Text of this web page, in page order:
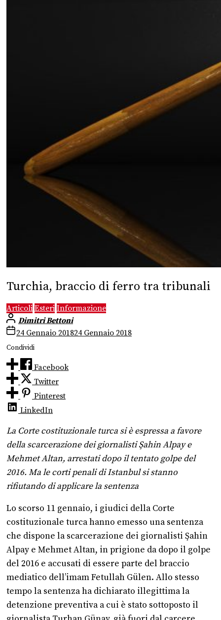
Turchia, braccio di ferro tra tribunali
Articoli Esteri Informazione
Dimitri Bettoni
24 Gennaio 201824 Gennaio 2018
Condividi
Facebook
Twitter
Pinterest
LinkedIn
La Corte costituzionale turca si è espressa a favore
della scarcerazione dei giornalisti Şahin Alpay e
Mehmet Altan, arrestati dopo il tentato golpe del
2016. Ma le corti penali di Istanbul si stanno
rifiutando di applicare la sentenza
Lo scorso 11 gennaio, i giudici della Corte
costituzionale turca hanno emesso una sentenza
che dispone la scarcerazione dei giornalisti Şahin
Alpay e Mehmet Altan, in prigione da dopo il golpe
del 2016 e accusati di essere parte del braccio
mediatico dell’imam Fetullah Gülen. Allo stesso
tempo la sentenza ha dichiarato illegittima la
detenzione preventiva a cui è stato sottoposto il